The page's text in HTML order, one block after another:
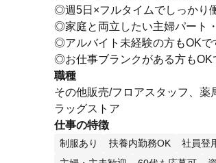
◎週5日×フルタイムでしっかり
◎家庭と両立したい主婦パート
◎アルバイト未経験の方もOKで
◎お仕事ブランクがある方もOK
職種
その他販売/フロアスタッフ、薬
ラッグストア
仕事の特徴
制服あり 扶養内勤務OK 社員登